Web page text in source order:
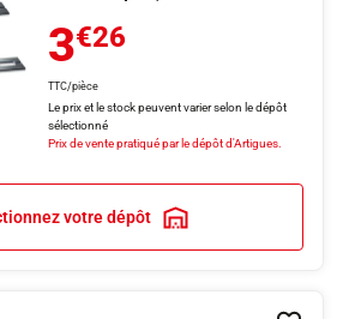
3€26
TTC/pièce
Le prix et le stock peuvent varier selon le dépôt
sélectionné
Prix de vente pratiqué par le dépôt d'Artigues.
votre dépôt